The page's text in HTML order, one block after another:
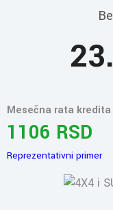
Mesečna rata
1106 RSD
Reprezentativni primer